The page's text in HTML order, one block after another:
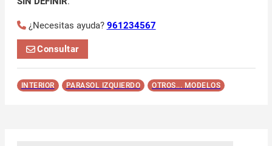
¿Necesitas ayuda? 961234567
Consultar
INTERIOR PARASOL IZQUIERDO OTROS... MODELOS